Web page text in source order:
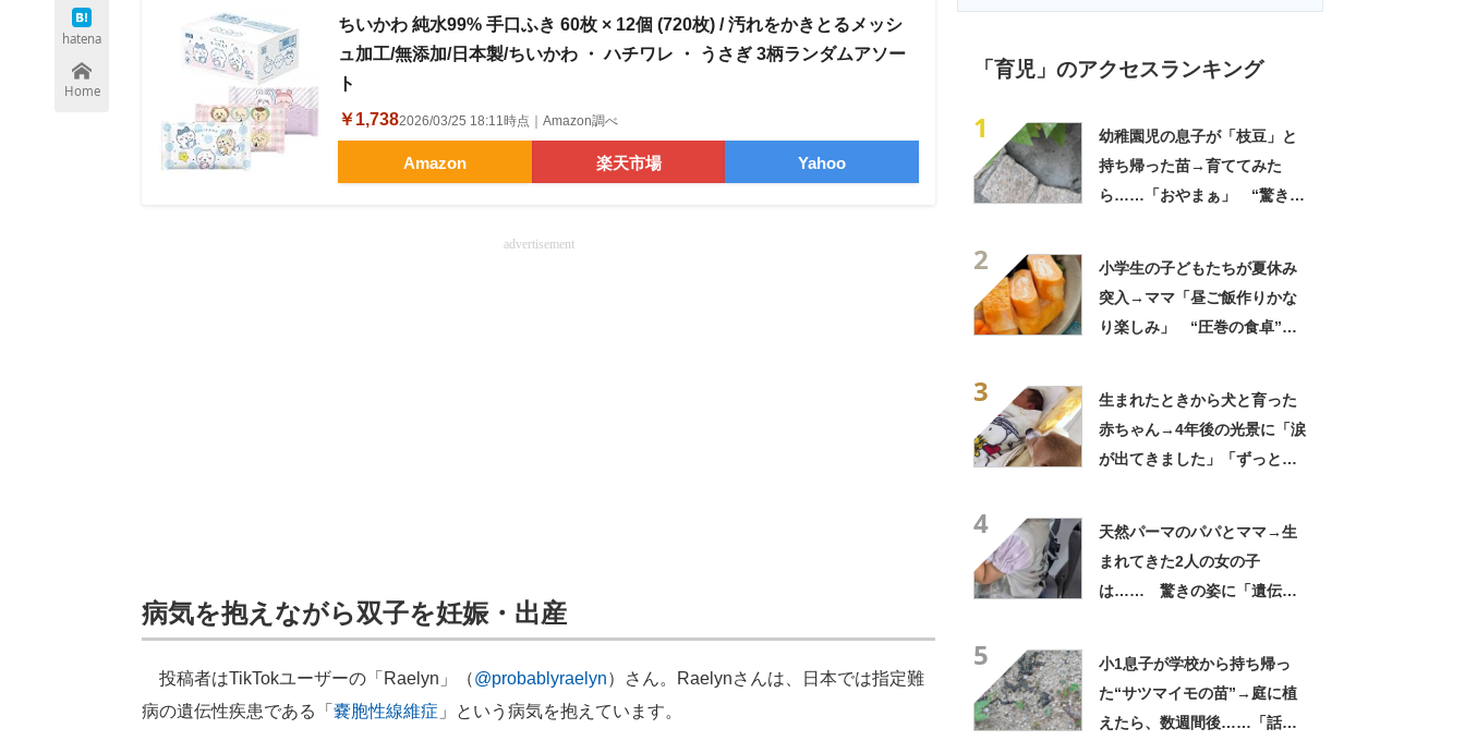
hatena
Home
ちいかわ 純水99% 手口ふき 60枚 × 12個 (720枚) / 汚れをかきとるメッシ
ュ加工/無添加/日本製/ちいかわ ・ ハチワレ ・ うさぎ 3柄ランダムアソー
ト
￥1,7382026/03/25 18:11時点｜Amazon調べ
Amazon 楽天市場 Yahoo
advertisement
病気を抱えながら双子を妊娠・出産
投稿者はTikTokユーザーの「Raelyn」（@probablyraelyn）さん。Raelynさんは、日本では指定難
病の遺伝性疾患である「 嚢胞性線維症 」という病気を抱えています。
「育児」のアクセスランキング
1
幼稚園児の息子が「枝豆」と
持ち帰った苗→育ててみた
ら……「おやまぁ」 “驚きの
2
小学生の子どもたちが夏休み
突入→ママ「昼ご飯作りかな
り楽しみ」 “圧巻の食卓”に
3
生まれたときから犬と育った
赤ちゃん→4年後の光景に「涙
が出てきました」「ずっと見
4
天然パーマのパパとママ→生
まれてきた2人の女の子
は…… 驚きの姿に「遺伝っ
5
小1息子が学校から持ち帰っ
た“サツマイモの苗”→庭に植
えたら、数週間後……「話が